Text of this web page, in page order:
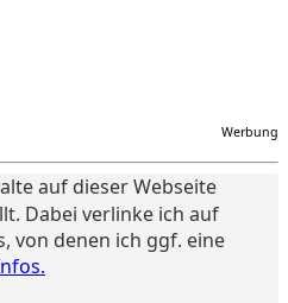
Werbung
auf dieser Webseite
Dabei verlinke ich auf
von denen ich ggf. eine